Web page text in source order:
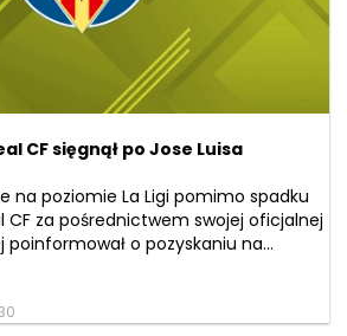
CF sięgnął po Jose Luisa
na poziomie La Ligi pomimo spadku
CF za pośrednictwem swojej oficjalnej
o pozyskaniu na...